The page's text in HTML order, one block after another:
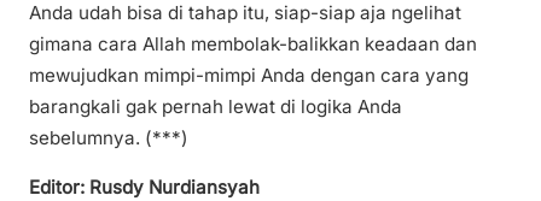
Anda udah bisa di tahap itu, siap-siap aja ngelihat
gimana cara Allah membolak-balikkan keadaan dan
mewujudkan mimpi-mimpi Anda dengan cara yang
barangkali gak pernah lewat di logika Anda
sebelumnya. (***)
Editor: Rusdy Nurdiansyah